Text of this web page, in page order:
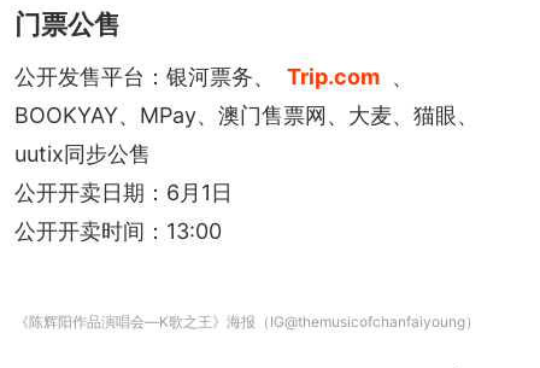
门票公售
公开发售平台：银河票务、 Trip.com 、
BOOKYAY、MPay、澳门售票网、大麦、猫眼、
uutix同步公售
公开开卖日期：6月1日
公开开卖时间：13:00
《陈辉阳作品演唱会—K歌之王》海报（IG@themusicofchanfaiyoung）